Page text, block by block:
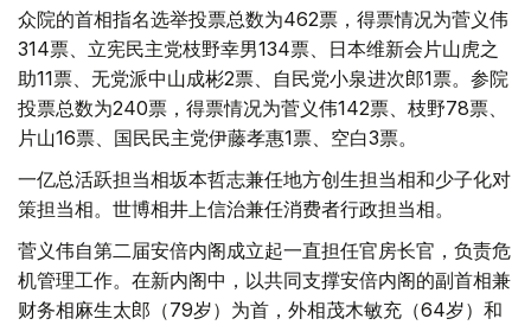
众院的首相指名选举投票总数为462票，得票情况为菅义伟
314票、立宪民主党枝野幸男134票、日本维新会片山虎之
助11票、无党派中山成彬2票、自民党小泉进次郎1票。参院
投票总数为240票，得票情况为菅义伟142票、枝野78票、
片山16票、国民民主党伊藤孝惠1票、空白3票。
一亿总活跃担当相坂本哲志兼任地方创生担当相和少子化对
策担当相。世博相井上信治兼任消费者行政担当相。
菅义伟自第二届安倍内阁成立起一直担任官房长官，负责危
机管理工作。在新内阁中，以共同支撑安倍内阁的副首相兼
财务相麻生太郎（79岁）为首，外相茂木敏充（64岁）和